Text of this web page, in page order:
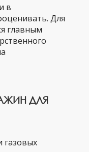
в
Для
главным
ДЛЯ
газовых